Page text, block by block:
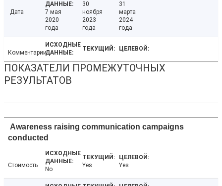
Дата
7 мая
2020
года
30
ноября
2023
года
31
марта
2024
года
Комментарии
ПОКАЗАТЕЛИ ПРОМЕЖУТОЧНЫХ
РЕЗУЛЬТАТОВ
Awareness raising communication campaigns
conducted
Стоимость
No
Yes Yes